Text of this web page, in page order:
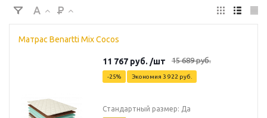
Матрас Benartti Mix Cocos
11 767 руб. /шт 15 689руб.
-25% Экономия 3 922 руб.
Стандартный размер: Да